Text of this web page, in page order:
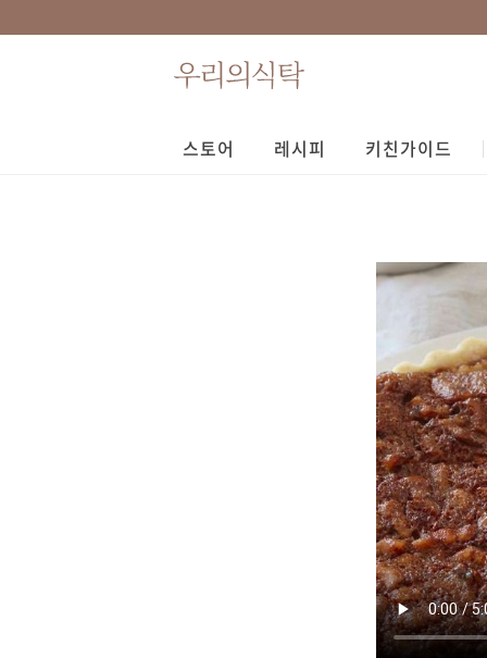
스토어 레시피 키친가이드